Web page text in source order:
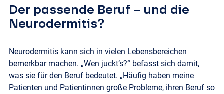
Der passende Beruf – und die
Neurodermitis?
Neurodermitis kann sich in vielen Lebensbereichen
bemerkbar machen. „Wen juckt’s?“ befasst sich damit,
was sie für den Beruf bedeutet. „Häufig haben meine
Patienten und Patientinnen große Probleme, ihren Beruf so